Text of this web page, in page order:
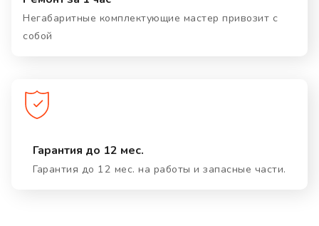
Негабаритные комплектующие мастер привозит с
собой
Гарантия до 12 мес.
Гарантия до 12 мес. на работы и запасные части.